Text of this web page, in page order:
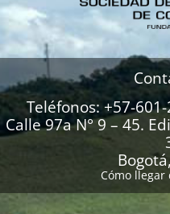
Teléfonos: +57-
Calle 97a N° 9 – 45.
Cómo llegar